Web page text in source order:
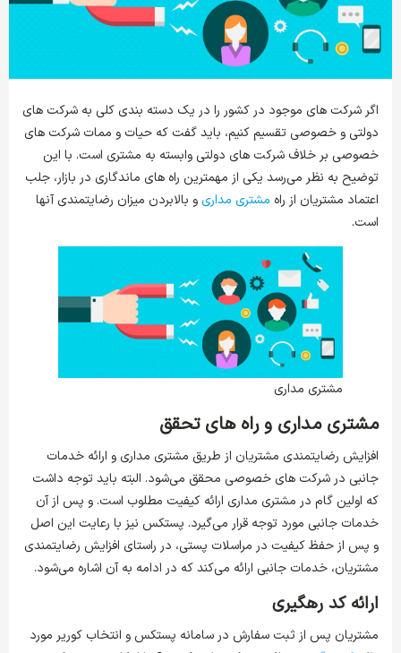
اگر شرکت های موجود در کشور را در یک دسته بندی کلی به شرکت های
دولتی و خصوصی تقسیم کنیم، باید گفت که حیات و ممات شرکت های
خصوصی بر خلاف شرکت های دولتی وابسته به مشتری است. با این
توضیح به نظر می‌رسد یکی از مهمترین راه های ماندگاری در بازار، جلب
اعتماد مشتریان از راه مشتری مداریو بالابردن میزان رضایتمندی آنها
است.
مشتری مداری
مشتری مداری و راه های تحقق
افزایش رضایتمندی مشتریان از طریق مشتری مداری و ارائه خدمات
جانبی در شرکت های خصوصی محقق می‌شود. البته باید توجه داشت
که اولین گام در مشتری مداری ارائه کیفیت مطلوب است. و پس از آن
خدمات جانبی مورد توجه قرار می‌گیرد. پستکس نیز با رعایت این اصل
و پس از حفظ کیفیت در مراسلات پستی، در راستای افزایش رضایتمندی
مشتریان، خدمات جانبی ارائه می‌کند که در ادامه به آن اشاره می‌شود.
ارائه کد رهگیری
مشتریان پس از ثبت سفارش در سامانه پستکس و انتخاب کوریر مورد